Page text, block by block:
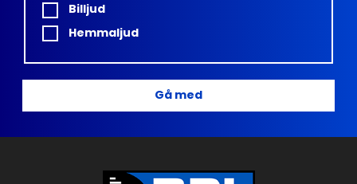
Billjud
Hemmaljud
Gå med